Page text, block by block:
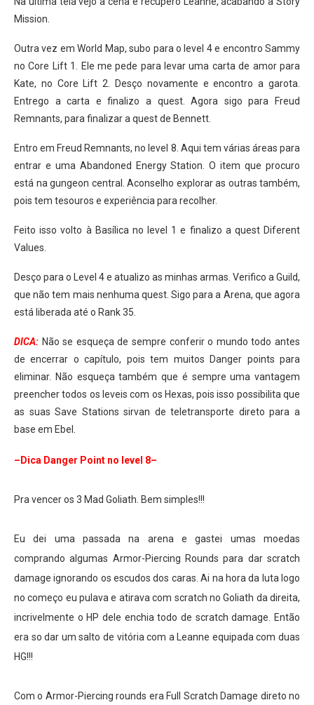
Mission.
Outra vez em World Map, subo para o level 4 e encontro Sammy
no Core Lift 1. Ele me pede para levar uma carta de amor para
Kate, no Core Lift 2. Desço novamente e encontro a garota.
Entrego a carta e finalizo a quest. Agora sigo para Freud
Remnants, para finalizar a quest de Bennett.
Entro em Freud Remnants, no level 8. Aqui tem várias áreas para
entrar e uma Abandoned Energy Station. O item que procuro
está na gungeon central. Aconselho explorar as outras também,
pois tem tesouros e experiência para recolher.
Feito isso volto à Basílica no level 1 e finalizo a quest Diferent
Values.
Desço para o Level 4 e atualizo as minhas armas. Verifico a Guild,
que não tem mais nenhuma quest. Sigo para a Arena, que agora
está liberada até o Rank 35.
DICA: Não se esqueça de sempre conferir o mundo todo antes
de encerrar o capítulo, pois tem muitos Danger points para
eliminar. Não esqueça também que é sempre uma vantagem
preencher todos os leveis com os Hexas, pois isso possibilita que
as suas Save Stations sirvan de teletransporte direto para a
base em Ebel.
–Dica Danger Point no level 8–
Pra vencer os 3 Mad Goliath. Bem simples!!!
Eu dei uma passada na arena e gastei umas moedas
comprando algumas Armor-Piercing Rounds para dar scratch
damage ignorando os escudos dos caras. Ai na hora da luta logo
no começo eu pulava e atirava com scratch no Goliath da direita,
incrivelmente o HP dele enchia todo de scratch damage. Então
era so dar um salto de vitória com a Leanne equipada com duas
HG!!!
Com o Armor-Piercing rounds era Full Scratch Damage direto no